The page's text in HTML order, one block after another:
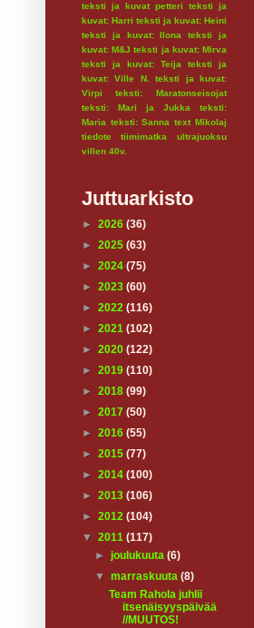
teksti ja kuvat petteri
teksti ja
kuvat: Harri teksti ja kuvat: Heini
teksti ja kuvat: Ilona
teksti ja
kuvat: M&J teksti ja kuvat: Mirva
teksti ja kuvat: Teija
teksti ja
kuvat: Ville N.
teksti ja kuvat:
Virpi
teksti: Maratonseisojat
teksti: Mari ja Jukka
teksti:
Maria teksti: Sanna text Mikolaj
tiedote
tiimimatka
ultrajuoksu
villen 40v.
Juttuarkisto
► 2026 (36)
► 2025 (63)
► 2024 (75)
► 2023 (60)
► 2022 (116)
► 2021 (102)
► 2020 (122)
► 2019 (110)
► 2018 (99)
► 2017 (50)
► 2016 (55)
► 2015 (77)
► 2014 (100)
► 2013 (106)
► 2012 (104)
▼ 2011 (117)
►joulukuuta(6)
▼marraskuuta(8)
Team Rahola juhlii
itsenäisyyspäivää
//MUUTOS!